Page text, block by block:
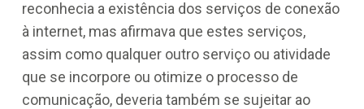
reconhecia a existência dos serviços de conexão
à internet, mas afirmava que estes serviços,
assim como qualquer outro serviço ou atividade
que se incorpore ou otimize o processo de
comunicação, deveria também se sujeitar ao